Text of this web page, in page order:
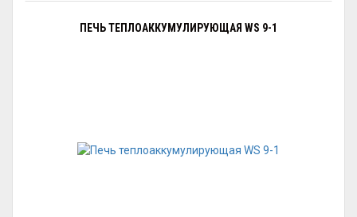
ПЕЧЬ ТЕПЛОАККУМУЛИРУЮЩАЯ WS 9-1